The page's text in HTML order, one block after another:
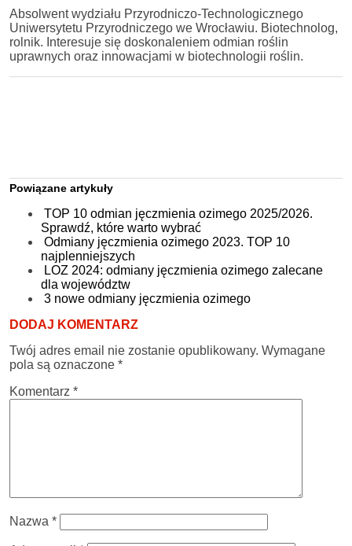
Absolwent wydziału Przyrodniczo-Technologicznego
Uniwersytetu Przyrodniczego we Wrocławiu. Biotechnolog,
rolnik. Interesuje się doskonaleniem odmian roślin
uprawnych oraz innowacjami w biotechnologii roślin.
Powiązane artykuły
TOP 10 odmian jęczmienia ozimego 2025/2026.
Sprawdź, które warto wybrać
Odmiany jęczmienia ozimego 2023. TOP 10
najplenniejszych
LOZ 2024: odmiany jęczmienia ozimego zalecane
dla województw
3 nowe odmiany jęczmienia ozimego
DODAJ KOMENTARZ
Twój adres email nie zostanie opublikowany. Wymagane
pola są oznaczone *
Komentarz *
Nazwa *